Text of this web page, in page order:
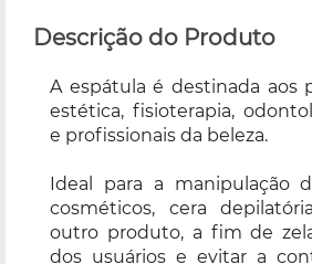
Descrição do Produto
A espátula é destinada aos
estética, fisioterapia,
e profissionais da beleza.
Ideal para a manipulação
cosméticos, cera
outro produto, a fim de
dos usuários e evitar a